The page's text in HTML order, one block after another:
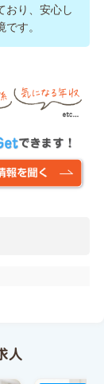
おり、安心し
す。
人